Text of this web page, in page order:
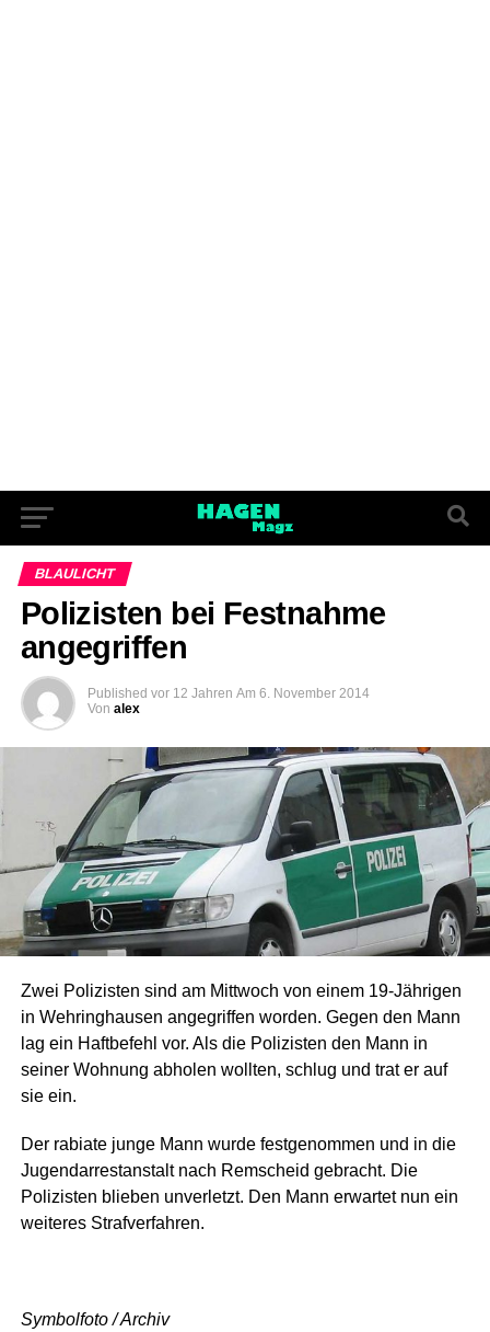
BLAULICHT
Polizisten bei Festnahme
angegriffen
Published vor 12 Jahren Am 6. November 2014
Von alex
Zwei Polizisten sind am Mittwoch von einem 19-Jährigen
in Wehringhausen angegriffen worden. Gegen den Mann
lag ein Haftbefehl vor. Als die Polizisten den Mann in
seiner Wohnung abholen wollten, schlug und trat er auf
sie ein.
Der rabiate junge Mann wurde festgenommen und in die
Jugendarrestanstalt nach Remscheid gebracht. Die
Polizisten blieben unverletzt. Den Mann erwartet nun ein
weiteres Strafverfahren.
Symbolfoto / Archiv